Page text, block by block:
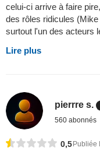
celui-ci arrive à faire
des rôles ridicules
surtout l'un des acteurs
Lire plus
pierrre s.
560 abonnés
0,5Publiée